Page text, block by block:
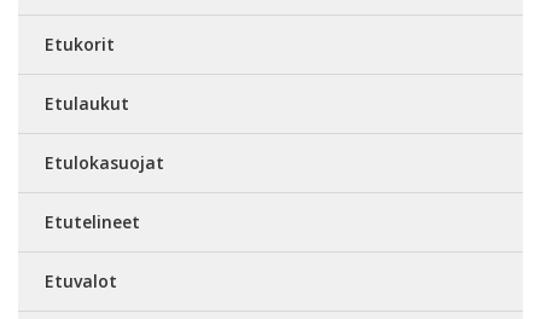
Etukorit
Etulaukut
Etulokasuojat
Etutelineet
Etuvalot